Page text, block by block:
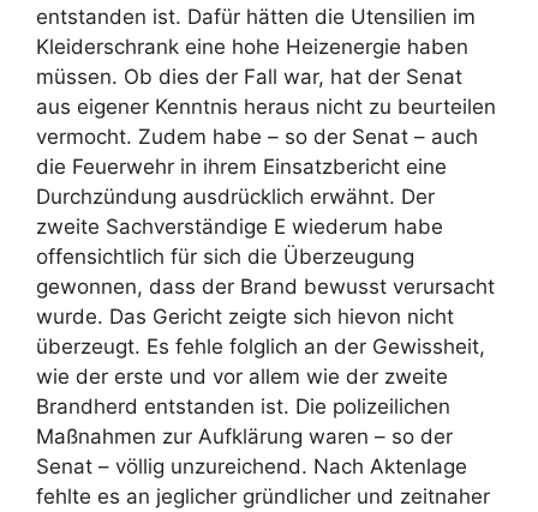
entstanden ist. Dafür hätten die Utensilien im
Kleiderschrank eine hohe Heizenergie haben
müssen. Ob dies der Fall war, hat der Senat
aus eigener Kenntnis heraus nicht zu beurteilen
vermocht. Zudem habe – so der Senat – auch
die Feuerwehr in ihrem Einsatzbericht eine
Durchzündung ausdrücklich erwähnt. Der
zweite Sachverständige E wiederum habe
offensichtlich für sich die Überzeugung
gewonnen, dass der Brand bewusst verursacht
wurde. Das Gericht zeigte sich hievon nicht
überzeugt. Es fehle folglich an der Gewissheit,
wie der erste und vor allem wie der zweite
Brandherd entstanden ist. Die polizeilichen
Maßnahmen zur Aufklärung waren – so der
Senat – völlig unzureichend. Nach Aktenlage
fehlte es an jeglicher gründlicher und zeitnaher